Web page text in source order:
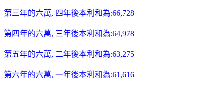
第三年的六萬, 四年後本利和為:66,728
第四年的六萬, 三年後本利和為:64,978
第五年的六萬, 二年後本利和為:63,275
第六年的六萬, 一年後本利和為:61,616